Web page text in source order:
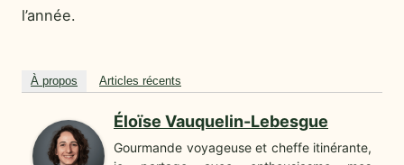
l’année.
À propos Articles récents
Éloïse Vauquelin-Lebesgue
Gourmande voyageuse et cheffe itinérante,